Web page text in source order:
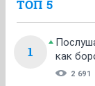
ТОП 5
1
как
2 691